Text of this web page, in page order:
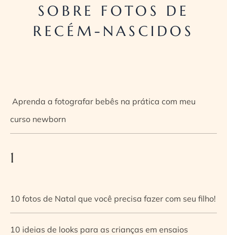
SOBRE FOTOS DE
RECÉM-NASCIDOS
Aprenda a fotografar bebês na prática com meu
curso newborn
1
10 fotos de Natal que você precisa fazer com seu filho!
10 ideias de looks para as crianças em ensaios